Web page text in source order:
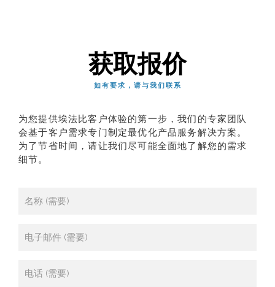
获取报价
如有要求，请与我们联系
为您提供埃法比客户体验的第一步，我们的专家团队
会基于客户需求专门制定最优化产品服务解决方案。
为了节省时间，请让我们尽可能全面地了解您的需求
细节。